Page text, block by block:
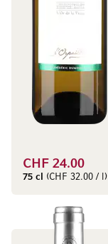
CHF 24.00
75 cl (CHF 32.00 / l)